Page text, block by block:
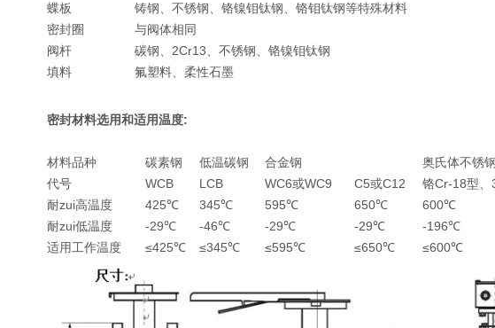
蝶板
铸钢、不锈钢、铬镍钼钛钢、铬钼钛钢等特殊材料
密封圈
与阀体相同
阀杆
碳钢、2Cr13、不锈钢、铬镍钼钛钢
填料
氟塑料、柔性石墨
密封材料选用和适用温度:
材料品种 碳素钢 低温碳钢 合金钢
奥氏体不锈
代号
WCB LCB WC6或WC9 C5或C12
铬Cr-18型
耐zui高温度
425℃ 345℃ 595℃ 650℃
600℃
耐zui低温度
-29℃ -46℃ -29℃ -29℃
-196℃
适用工作温度
≤425℃ ≤345℃ ≤595℃ ≤650℃ ≤600℃